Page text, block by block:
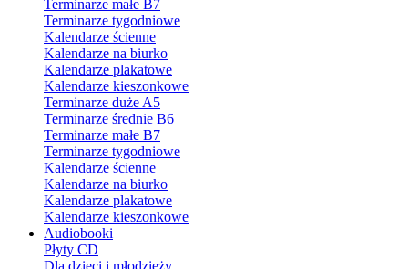
Terminarze małe B7
Terminarze tygodniowe
Kalendarze ścienne
Kalendarze na biurko
Kalendarze plakatowe
Kalendarze kieszonkowe
Terminarze duże A5
Terminarze średnie B6
Terminarze małe B7
Terminarze tygodniowe
Kalendarze ścienne
Kalendarze na biurko
Kalendarze plakatowe
Kalendarze kieszonkowe
Audiobooki
Płyty CD
Dla dzieci i młodzieży